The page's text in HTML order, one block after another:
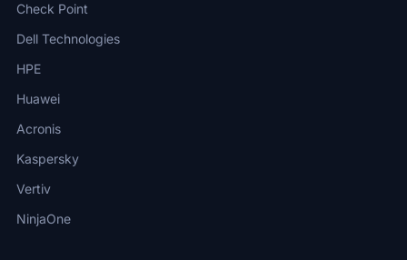
Check Point
Dell Technologies
HPE
Huawei
Acronis
Kaspersky
Vertiv
NinjaOne